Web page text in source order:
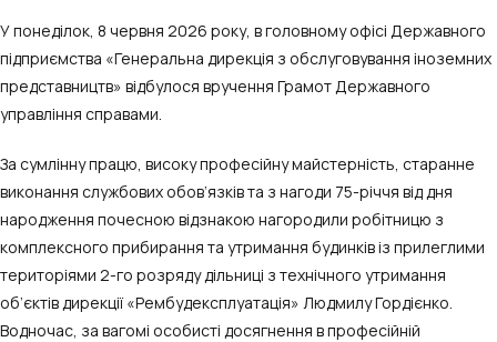
У понеділок, 8 червня 2026 року, в головному офісі Державного
підприємства «Генеральна дирекція з обслуговування іноземних
представництв» відбулося вручення Грамот Державного
управління справами.
За сумлінну працю, високу професійну майстерність, старанне
виконання службових обов’язків та з нагоди 75-річчя від дня
народження почесною відзнакою нагородили робітницю з
комплексного прибирання та утримання будинків із прилеглими
територіями 2-го розряду дільниці з технічного утримання
об’єктів дирекції «Рембудексплуатація» Людмилу Гордієнко.
Водночас, за вагомі особисті досягнення в професійній